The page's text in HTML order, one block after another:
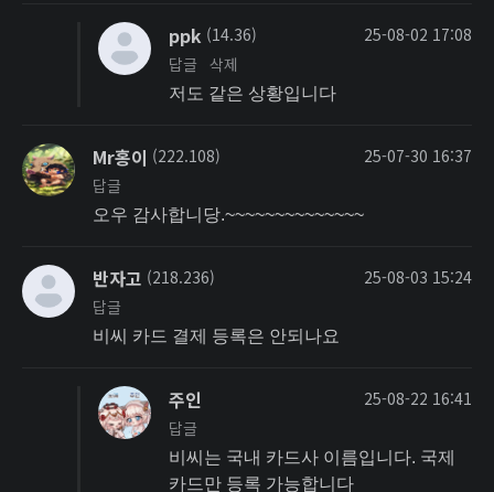
ppk (14.36)
25-08-02 17:08
답글 삭제
저도 같은 상황입니다
Mr홍이 (222.108)
25-07-30 16:37
답글
오우 감사합니당.~~~~~~~~~~~~~~
반자고 (218.236)
25-08-03 15:24
답글
비씨 카드 결제 등록은 안되나요
주인
25-08-22 16:41
답글
비씨는 국내 카드사 이름입니다. 국제
카드만 등록 가능합니다